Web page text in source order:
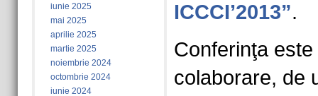
iunie 2025
mai 2025
aprilie 2025
martie 2025
noiembrie 2024
octombrie 2024
iunie 2024
ICCCI’2013”.
Conferinţa
colaborare, de